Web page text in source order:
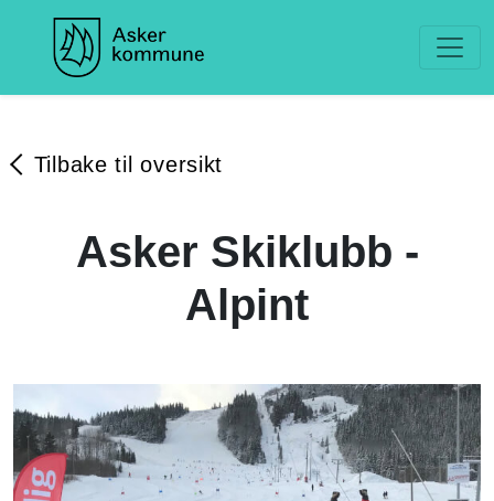
Tilbake til oversikt
Asker Skiklubb -
Alpint